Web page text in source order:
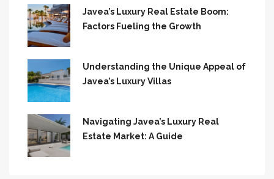
Javea’s Luxury Real Estate Boom:
Factors Fueling the Growth
Understanding the Unique Appeal of
Javea’s Luxury Villas
Navigating Javea’s Luxury Real
Estate Market: A Guide